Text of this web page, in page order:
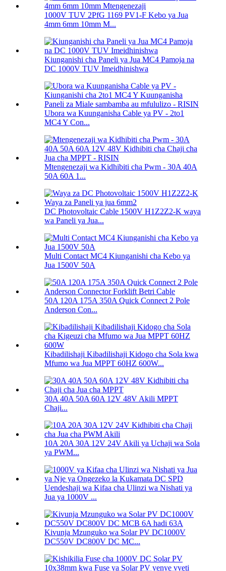
1000V TUV 2PfG 1169 PV1-F Kebo ya Jua
4mm 6mm 10mm M...
Kiunganishi cha Paneli ya Jua MC4 Pamoja na
DC 1000V TUV Imeidhinishwa
Ubora wa Kuunganisha Cable ya PV - 2to1
MC4 Y Con...
Mtengenezaji wa Kidhibiti cha Pwm - 30A 40A
50A 60A 1...
DC Photovoltaic Cable 1500V H1Z2Z2-K waya
wa Paneli ya Jua...
Multi Contact MC4 Kiunganishi cha Kebo ya
Jua 1500V 50A
50A 120A 175A 350A Quick Connect 2 Pole
Anderson Con...
Kibadilishaji Kibadilishaji Kidogo cha Sola kwa
Mfumo wa Jua MPPT 60HZ 600W...
30A 40A 50A 60A 12V 48V Akili MPPT
Chaji...
10A 20A 30A 12V 24V Akili ya Uchaji wa Sola
ya PWM...
Uendeshaji wa Kifaa cha Ulinzi wa Nishati ya
Jua ya 1000V ...
Kivunja Mzunguko wa Solar PV DC1000V
DC550V DC800V DC MC...